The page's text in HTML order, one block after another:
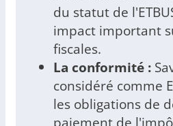
du statut de
impact important
fiscales.
La conformité :
considéré comme
les obligations de